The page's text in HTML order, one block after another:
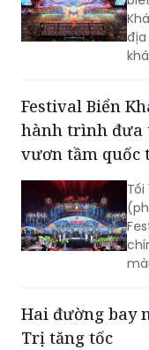
địa
Festival Biển
hành trình đưa
vươn tầm quốc
Hai đường bay
Trị tăng tốc